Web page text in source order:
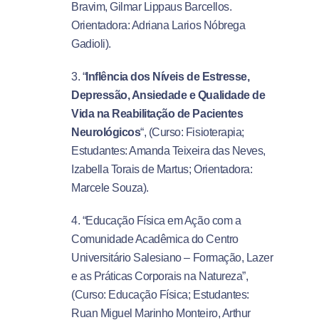
Bravim, Gilmar Lippaus Barcellos.
Orientadora: Adriana Larios Nóbrega
Gadioli).
3. “Inflência dos Níveis de Estresse,
Depressão, Ansiedade e Qualidade de
Vida na Reabilitação de Pacientes
Neurológicos“, (Curso: Fisioterapia;
Estudantes: Amanda Teixeira das Neves,
Izabella Torais de Martus; Orientadora:
Marcele Souza).
4. “Educação Física em Ação com a
Comunidade Acadêmica do Centro
Universitário Salesiano – Formação, Lazer
e as Práticas Corporais na Natureza”,
(Curso: Educação Física; Estudantes:
Ruan Miguel Marinho Monteiro, Arthur